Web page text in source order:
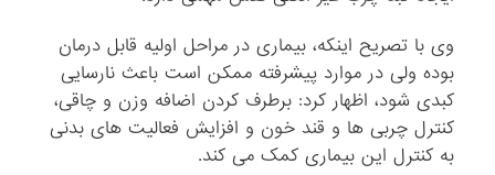
وی با تصریح اینکه، بیماری در مراحل اولیه قابل درمان
بوده ولی در موارد پیشرفته ممکن است باعث نارسایی
کبدی شود، اظهار کرد: برطرف کردن اضافه وزن و چاقی،
کنترل چربی ها و قند خون و افزایش فعالیت های بدنی
به کنترل این بیماری کمک می کند.